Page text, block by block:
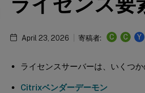
April 23, 2026 寄稿者: C C Y
ライセンスサーバーは、いくつ
Citrixベンダーデーモン